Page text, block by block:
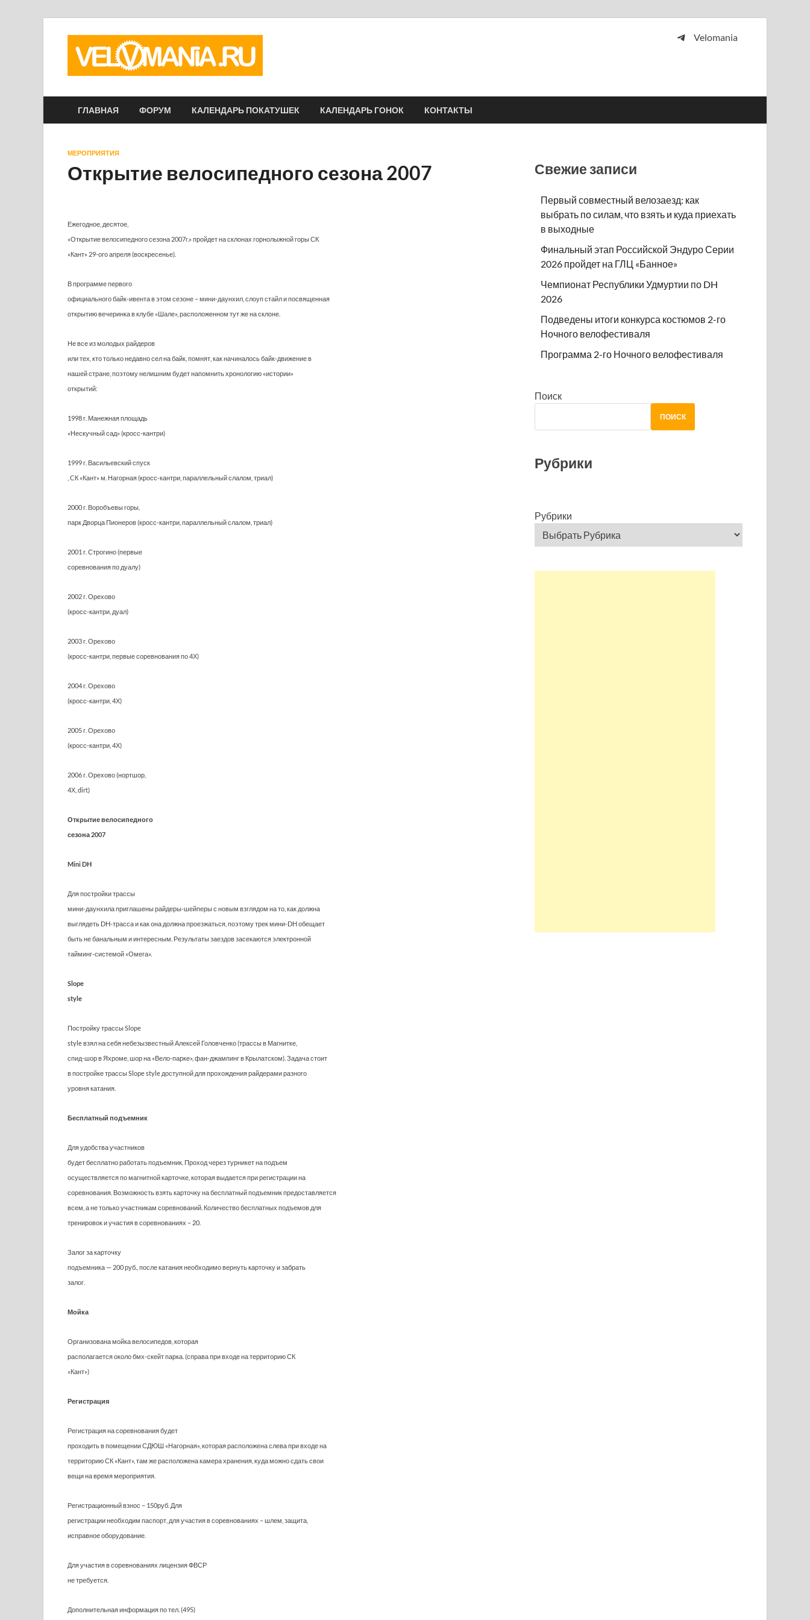
Velomania
ГЛАВНАЯ ФОРУМ КАЛЕНДАРЬ ПОКАТУШЕК КАЛЕНДАРЬ ГОНОК КОНТАКТЫ
МЕРОПРИЯТИЯ
Открытие велосипедного сезона 2007
Ежегодное, десятое,
«Открытие велосипедного сезона 2007г.» пройдет на склонах горнолыжной горы СК
«Кант» 29-ого апреля (воскресенье).
В программе первого
официального байк-ивента в этом сезоне – мини-даунхил, слоуп стайл и посвященная
открытию вечеринка в клубе «Шале», расположенном тут же на склоне.
Не все из молодых райдеров
или тех, кто только недавно сел на байк, помнят, как начиналось байк-движение в
нашей стране, поэтому нелишним будет напомнить хронологию «истории»
открытий:
1998 г. Манежная площадь
«Нескучный сад» (кросс-кантри)
1999 г. Васильевский спуск
, CК «Кант» м. Нагорная (кросс-кантри, параллельный слалом, триал)
2000 г. Воробъевы горы,
парк Дворца Пионеров (кросс-кантри, параллельный слалом, триал)
2001 г. Строгино (первые
соревнования по дуалу)
2002 г. Орехово
(кросс-кантри, дуал)
2003 г. Орехово
(кросс-кантри, первые соревнования по 4Х)
2004 г. Орехово
(кросс-кантри, 4Х)
2005 г. Орехово
(кросс-кантри, 4Х)
2006 г. Орехово (нортшор,
4Х, dirt)
Открытие велосипедного
сезона 2007
Mini DH
Для постройки трассы
мини-даунхила приглашены райдеры-шейперы с новым взглядом на то, как должна
выглядеть DH-трасса и как она должна проезжаться, поэтому трек мини-DH обещает
быть не банальным и интересным. Результаты заездов засекаются электронной
тайминг-системой «Омега».
Slope
style
Постройку трассы Slope
style взял на себя небезызвестный Алексей Головченко (трассы в Магнитке,
спид-шор в Яхроме, шор на «Вело-парке», фан-джампинг в Крылатском). Задача стоит
в постройке трассы Slope style доступной для прохождения райдерами разного
уровня катания.
Бесплатный подъемник
Для удобства участников
будет бесплатно работать подъемник. Проход через турникет на подъем
осуществляется по магнитной карточке, которая выдается при регистрации на
соревнования. Возможность взять карточку на бесплатный подъемник предоставляется
всем, а не только участникам соревнований. Количество бесплатных подъемов для
тренировок и участия в соревнованиях – 20.
Залог за карточку
подъемника — 200 руб., после катания необходимо вернуть карточку и забрать
залог.
Мойка
Организована мойка велосипедов, которая
располагается около бмх-скейт парка. (справа при входе на территорию СК
«Кант»)
Регистрация
Регистрация на соревнования будет
проходить в помещении СДЮШ «Нагорная», которая расположена слева при входе на
территорию СК «Кант», там же расположена камера хранения, куда можно сдать свои
вещи на время мероприятия.
Регистрационный взнос – 150руб. Для
регистрации необходим паспорт, для участия в соревнованиях – шлем, защита,
исправное оборудование.
Для участия в соревнованиях лицензия ФВСР
не требуется.
Дополнительная информация по тел. (495)
Свежие записи
Первый совместный велозаезд: как
выбрать по силам, что взять и куда приехать
в выходные
Финальный этап Российской Эндуро Серии
2026 пройдет на ГЛЦ «Банное»
Чемпионат Республики Удмуртии по DH
2026
Подведены итоги конкурса костюмов 2-го
Ночного велофестиваля
Программа 2-го Ночного велофестиваля
Поиск
ПОИСК
Рубрики
Рубрики